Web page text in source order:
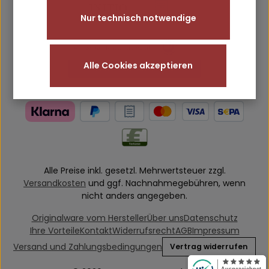
Alle Preise inkl. gesetzl. Mehrwertsteuer zzgl.
Versandkosten und ggf. Nachnahmegebühren, wenn
nicht anders angegeben.
Originalware vom HerstellerÜber unsDatenschutz
Ihre VorteileKontaktWiderrufsrechtAGBImpressum
Versand und Zahlungsbedingungen
Vertrag widerrufen
Nur technisch notwendige
Alle Cookies akzeptieren